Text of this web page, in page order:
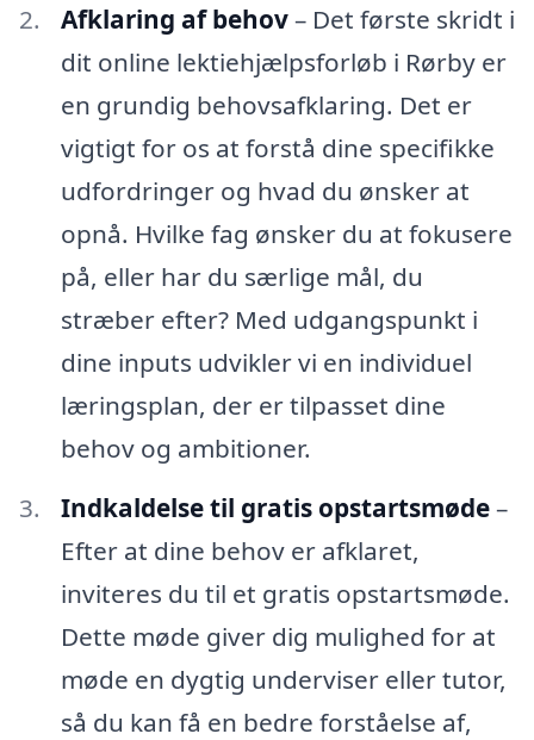
Afklaring af behov– Det første skridt i
dit online lektiehjælpsforløb i Rørby er
en grundig behovsafklaring. Det er
vigtigt for os at forstå dine specifikke
udfordringer og hvad du ønsker at
opnå. Hvilke fag ønsker du at fokusere
på, eller har du særlige mål, du
stræber efter? Med udgangspunkt i
dine inputs udvikler vi en individuel
læringsplan, der er tilpasset dine
behov og ambitioner.
Indkaldelse til gratis opstartsmøde–
Efter at dine behov er afklaret,
inviteres du til et gratis opstartsmøde.
Dette møde giver dig mulighed for at
møde en dygtig underviser eller tutor,
så du kan få en bedre forståelse af,